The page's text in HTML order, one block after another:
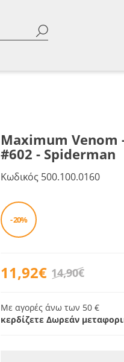
Maximum Venom
#602 - Spiderman
Κωδικός 500.100.0160
- 20%
11,92€ 14,90€
Με αγορές άνω των 50 €
κερδίζετε Δωρεάν